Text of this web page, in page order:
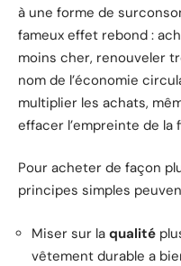
à une forme de
fameux effet rebond :
moins cher, renouveler
nom de l’économie
multiplier les achats,
effacer l’empreinte de la
Pour acheter de façon
principes simples
Miser sur la qualité
vêtement durable a